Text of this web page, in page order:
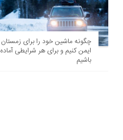
چگونه ماشین خود را برای زمستان
ایمن کنیم و برای هر شرایطی آماده
باشیم